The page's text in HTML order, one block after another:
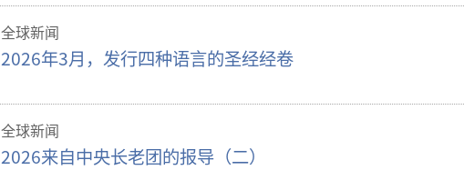
全球新闻
2026年3月，发行四种语言的圣经经卷
全球新闻
2026来自中央长老团的报导（二）